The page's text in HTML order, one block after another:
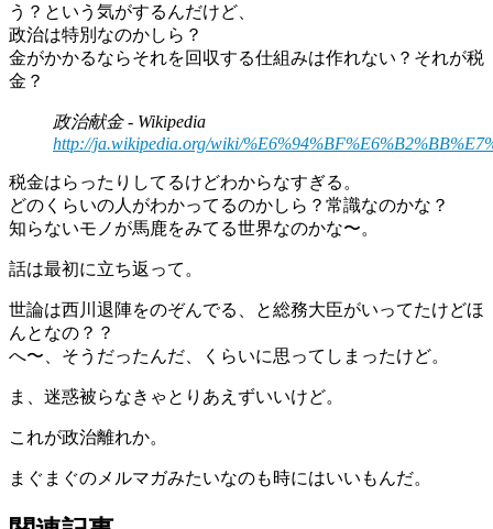
う？という気がするんだけど、
政治は特別なのかしら？
金がかかるならそれを回収する仕組みは作れない？それが税
金？
政治献金 - Wikipedia
http://ja.wikipedia.org/wiki/
税金はらったりしてるけどわからなすぎる。
どのくらいの人がわかってるのかしら？常識なのかな？
知らないモノが馬鹿をみてる世界なのかな〜。
話は最初に立ち返って。
世論は西川退陣をのぞんでる、と総務大臣がいってたけどほ
んとなの？？
へ〜、そうだったんだ、くらいに思ってしまったけど。
ま、迷惑被らなきゃとりあえずいいけど。
これが政治離れか。
まぐまぐのメルマガみたいなのも時にはいいもんだ。